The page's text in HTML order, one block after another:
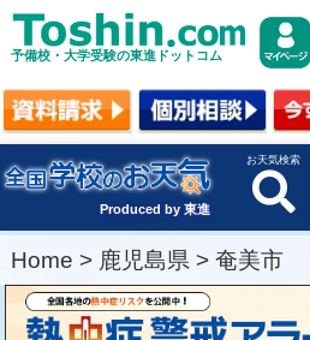
予備校・大学受験の東進ドットコム
Produced by 東進
お天気検索
Home > 鹿児島県 > 奄美市